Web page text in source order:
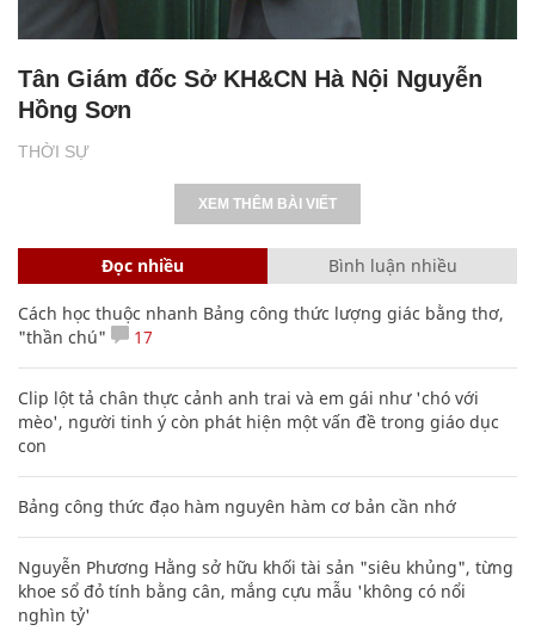
THỜI SỰ
Tân Giám đốc Sở KH&CN Hà Nội Nguyễn
Hồng Sơn
XEM THÊM BÀI VIẾT
Đọc nhiều Bình luận nhiều
Cách học thuộc nhanh Bảng công thức lượng giác bằng thơ,
"thần chú"
17
Clip lột tả chân thực cảnh anh trai và em gái như 'chó với
mèo', người tinh ý còn phát hiện một vấn đề trong giáo dục
con
Bảng công thức đạo hàm nguyên hàm cơ bản cần nhớ
Nguyễn Phương Hằng sở hữu khối tài sản "siêu khủng", từng
khoe sổ đỏ tính bằng cân, mắng cựu mẫu 'không có nổi
nghìn tỷ'